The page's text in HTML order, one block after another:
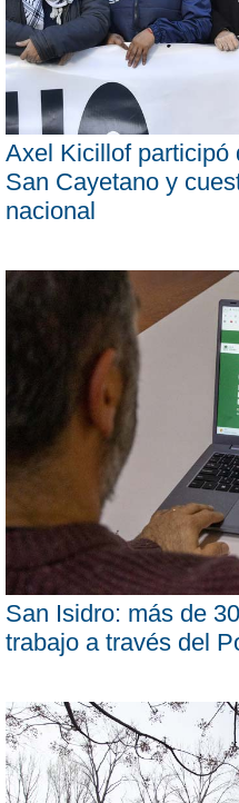
Axel Kicillof participó
San Cayetano y
nacional
San Isidro: más de
trabajo a través del